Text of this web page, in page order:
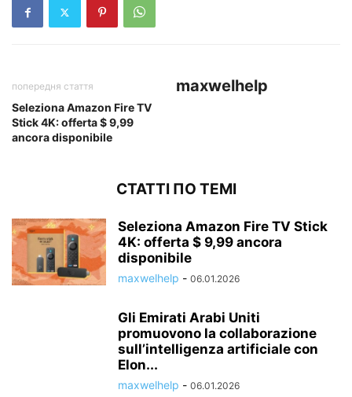
попередня стаття
Seleziona Amazon Fire TV
Stick 4K: offerta $ 9,99
ancora disponibile
maxwelhelp
СТАТТІ ПО ТЕМІ
Seleziona Amazon Fire TV Stick
4K: offerta $ 9,99 ancora
disponibile
maxwelhelp - 06.01.2026
Gli Emirati Arabi Uniti
promuovono la collaborazione
sull’intelligenza artificiale con
Elon...
maxwelhelp - 06.01.2026